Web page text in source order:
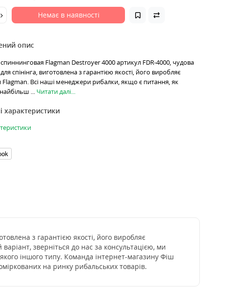
Немає в наявності
опис
Flagman Destroyer 4000 артикул FDR-4000, чудова
спінінга, виготовлена з гарантією якості, його виробляє
Flagman. Всі наші менеджери рибалки, якщо є питання, як
... Читати далі...
характеристики
з гарантією якості, його виробляє
зверніться до нас за консультацією, ми
іншого типу. Команда інтернет-магазину Фіш
на ринку рибальських товарів.